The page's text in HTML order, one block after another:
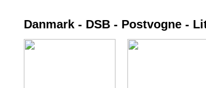
Danmark - DSB - Postvogne -